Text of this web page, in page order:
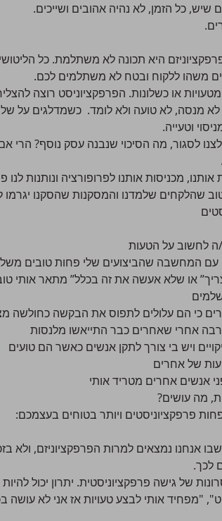
כל הזמן, לא נהיה אהובים ושייכים.
היא תכונה לא משתלמת. כל
משהו ללקוח ובטח לא משתלמים לכם.
או כשלונות. הפרפקציוניסט רוצה
מנסה, לא טועה ולא לומד. כשמדלגים על
וטעייה.
לסגור, מה הסיכוי שנבנה עסק נוסף?
מכניסות אותנו לפרופורציה ונותנות
שהלקחים שלמדנו והמסקנות שהסקנו
ה לחשוב על הטעות
המחשבה שהביצועים שלי פחות טובים
או שלא אעשה את זה בכלל” מתאר אותי
כי הם עלולים לתפוס את הבקשה כחולשה
אחרי שאחרים כבר התייאשו מלנסות
ויש בי צורך לתקן אנשים כאשר הם טועים
של אחרים
אנשים אחרים מטריד אותי
מה עושים?
אנחנו נמצאים למרות הפרפקציוניזם, ולא
לכך.
של גישה פרפקציוניסטית. יתרון יכול
"מפחיד אותי לבצע טעויות אז אני לא עושה